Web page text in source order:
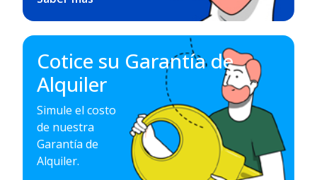
Cotice su Garantía de
Alquiler
Simule el costo
de nuestra
Garantía de
Alquiler.